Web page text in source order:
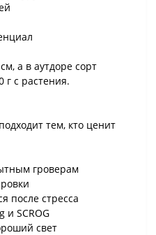
а в аутдоре сорт
г с растения.
тем, кто ценит
гроверам
после стресса
и SCROG
свет